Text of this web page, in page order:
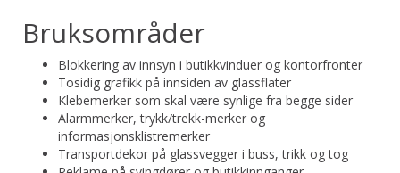
Bruksområder
Blokkering av innsyn i butikkvinduer og kontorfronter
Tosidig grafikk på innsiden av glassflater
Klebemerker som skal være synlige fra begge sider
Alarmmerker, trykk/trekk-merker og
informasjonsklistremerker
Transportdekor på glassvegger i buss, trikk og tog